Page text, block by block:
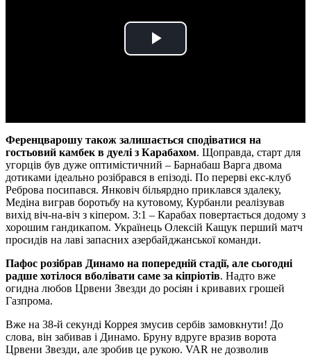
Play
Ференцварошу також залишається сподіватися на
гостьовий камбек в дуелі з Карабахом. Щоправда, старт для
угорців був дуже оптимістичний – Барнабаш Варга двома
дотиками ідеально розібрався в епізоді. По перерві екс-клуб
Реброва посипався. Янковіч більярдно приклався здалеку,
Медіна виграв боротьбу на кутовому, Курбанли реалізував
вихід віч-на-віч з кіпером. 3:1 – Карабах повертається додому з
хорошим гандикапом. Українець Олексій Кащук перший матч
просидів на лаві запасних азербайджанської команди.
Пафос розібрав Динамо на попередній стадії, але сьогодні
радше хотілося вболівати саме за кіпріотів. Надто вже
огидна любов Црвени Звезди до росіян і кривавих грошей
Газпрома.
Вже на 38-й секунді Коррея змусив сербів замовкнути! До
слова, він забивав і Динамо. Бруну вдруге вразив ворота
Црвени Звезди, але зробив це рукою. VAR не дозволив